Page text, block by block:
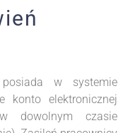
w systemie
konto elektronicznej
dowolnym czasie